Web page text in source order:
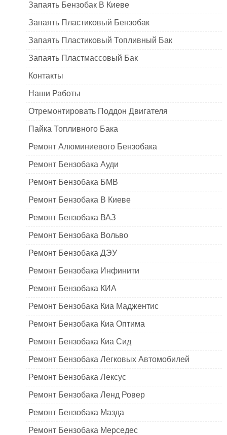
Запаять Бензобак В Киеве
Запаять Пластиковый Бензобак
Запаять Пластиковый Топливный Бак
Запаять Пластмассовый Бак
Контакты
Наши Работы
Отремонтировать Поддон Двигателя
Пайка Топливного Бака
Ремонт Алюминиевого Бензобака
Ремонт Бензобака Ауди
Ремонт Бензобака БМВ
Ремонт Бензобака В Киеве
Ремонт Бензобака ВАЗ
Ремонт Бензобака Вольво
Ремонт Бензобака ДЭУ
Ремонт Бензобака Инфинити
Ремонт Бензобака КИА
Ремонт Бензобака Киа Маджентис
Ремонт Бензобака Киа Оптима
Ремонт Бензобака Киа Сид
Ремонт Бензобака Легковых Автомобилей
Ремонт Бензобака Лексус
Ремонт Бензобака Ленд Ровер
Ремонт Бензобака Мазда
Ремонт Бензобака Мерседес